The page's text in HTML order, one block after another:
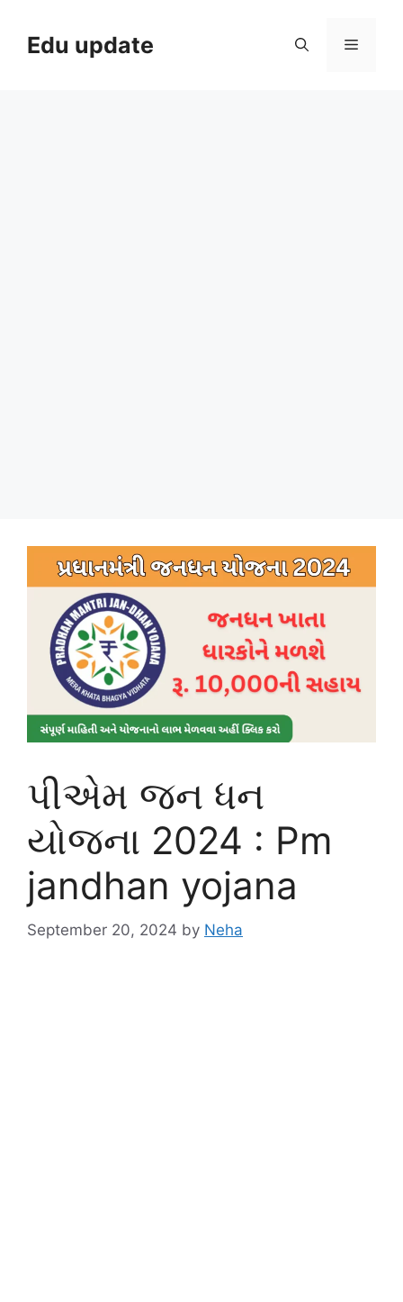
contentEdu update Menu
પીએમ જન ધન
યોજના 2024 : Pm
jandhan yojana
September 20, 2024 by Neha